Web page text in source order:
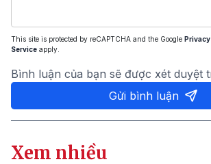
This site is protected by reCAPTCHA and the Google
Service apply.
Bình luận của bạn sẽ được xét duyệt
Gửi bình luận
Xem nhiều